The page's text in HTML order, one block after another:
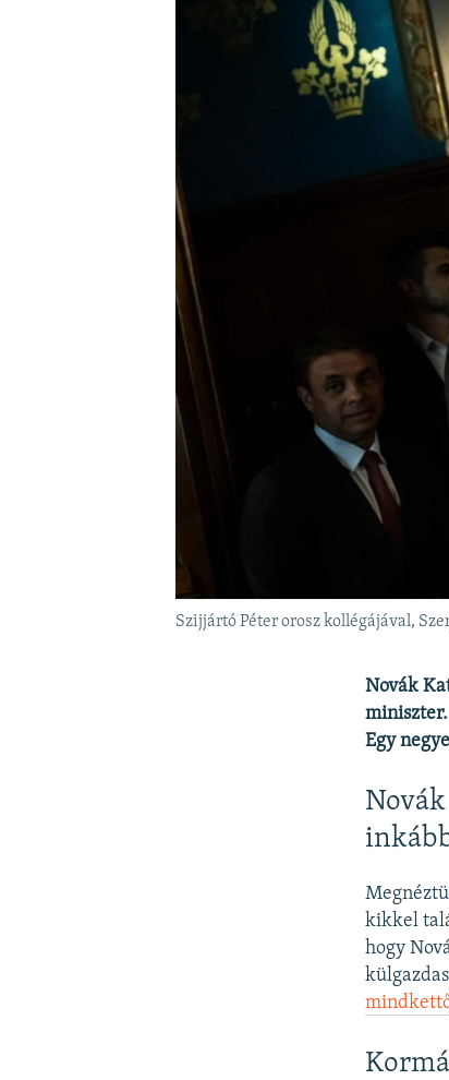
Szijjártó Péter orosz kollégájával,
Novák
Egy
kikkel
hogy